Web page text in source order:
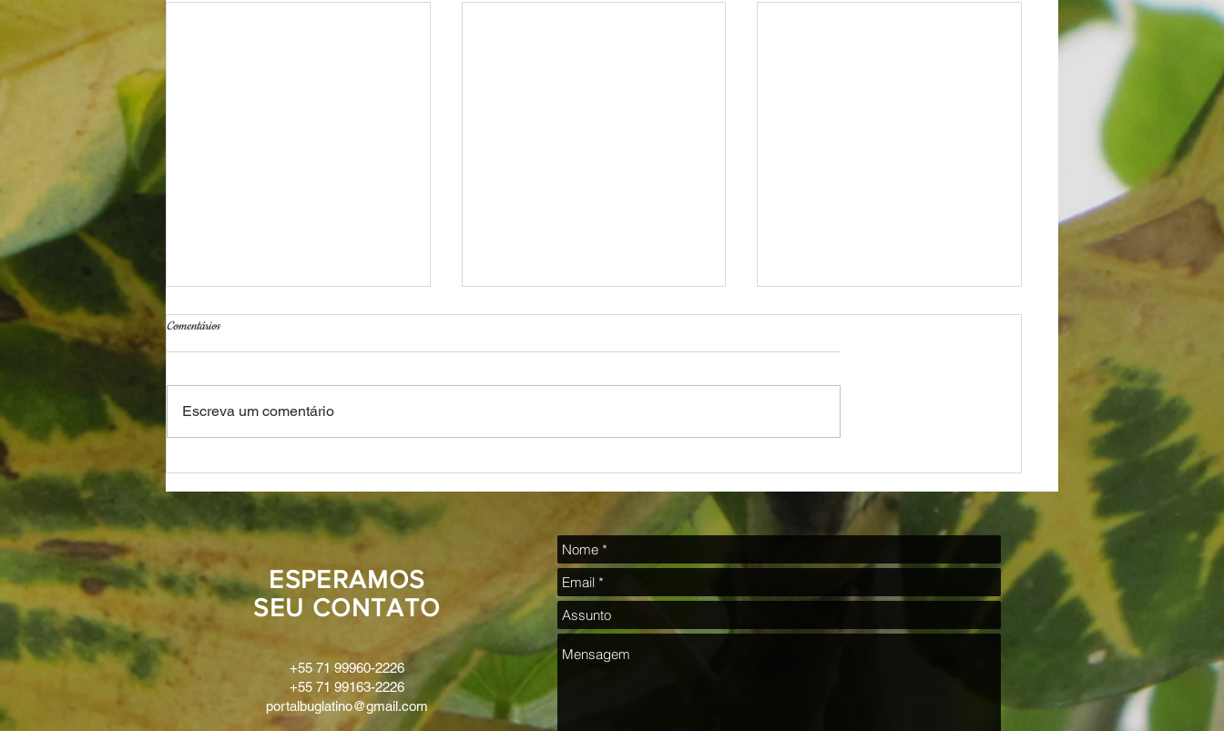
A Arte de Moacyr Motta
Bug Sociedade
Comentários
Escreva um comentário
ESPERAMOS
SEU CONTATO
+55 71 99960-2226
+55 71 99163-2226
portalbuglatino@gmail.com